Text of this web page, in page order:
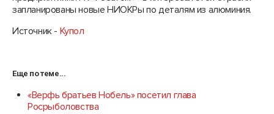
запланированы новые НИОКРы по деталям из алюминия.
Источник - Купол
Еще по теме...
«Верфь братьев Нобель» посетил глава
Росрыболовства